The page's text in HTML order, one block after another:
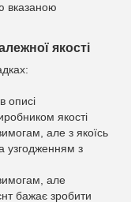
вказаною
якості
описі
якості
але з якоїсь
узгодженням з
але
бажає зробити